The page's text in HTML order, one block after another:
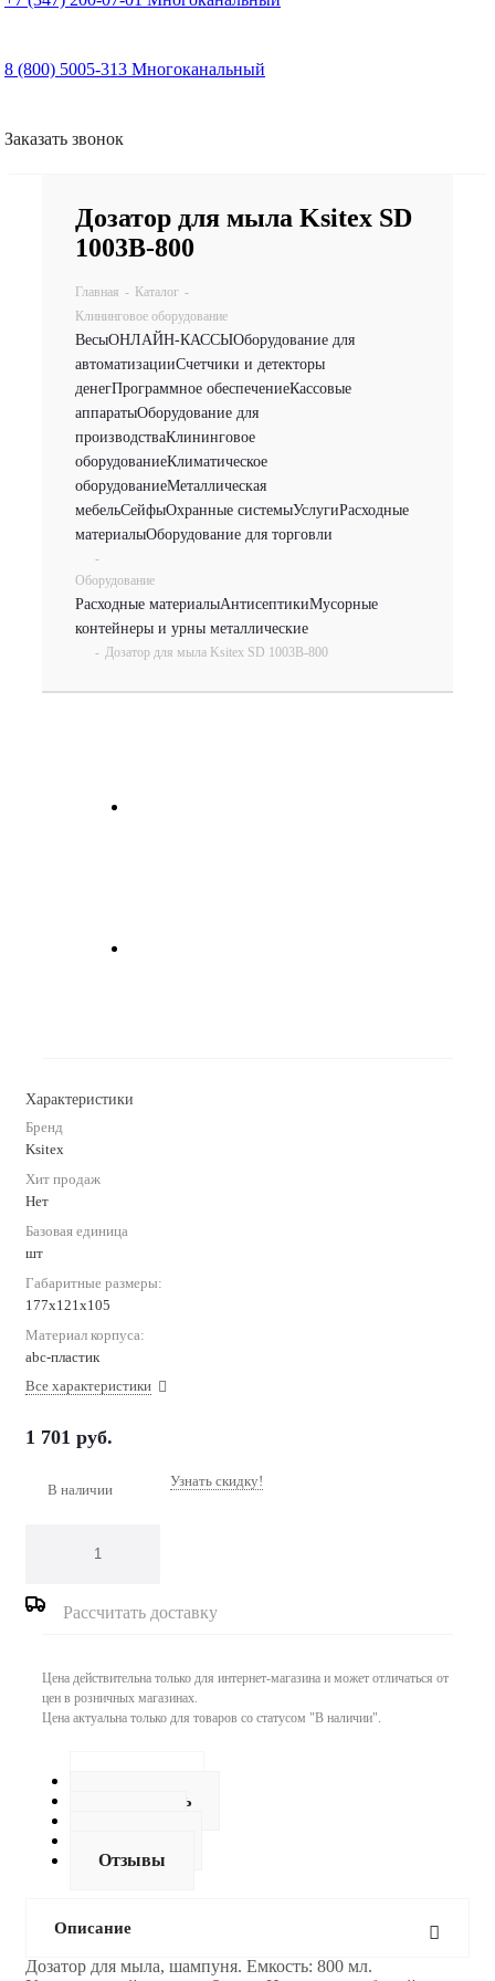
8 (800) 5005-313 Многоканальный
Заказать звонок
Дозатор для мыла Ksitex SD
1003B-800
Главная - Каталог -
Клининговое оборудование
ВесыОНЛАЙН-КАССЫОборудование для
автоматизацииСчетчики и детекторы
денегПрограммное обеспечениеКассовые
аппаратыОборудование для
производстваКлининговое
оборудованиеКлиматическое
оборудованиеМеталлическая
мебельСейфыОхранные системыУслугиРасходные
материалыОборудование для торговли
-
Оборудование
Расходные материалыАнтисептикиМусорные
контейнеры и урны металлические
- Дозатор для мыла Ksitex SD 1003B-800
Характеристики
Бренд
Ksitex
Хит продаж
Нет
Базовая единица
шт
Габаритные размеры:
177х121х105
Материал корпуса:
abc-пластик
Все характеристики
1 701 руб.
В наличии Узнать скидку!
Рассчитать доставку
Цена действительна только для интернет-магазина и может отличаться от
цен в розничных магазинах.
Цена актуальна только для товаров со статусом "В наличии".
Как купить
Отзывы
Описание
Дозатор для мыла, шампуня. Емкость: 800 мл.